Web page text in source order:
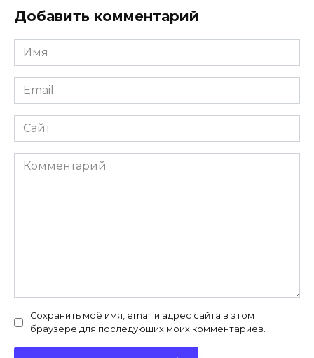
Добавить комментарий
Имя
*
Email
*
Сайт
Комментарий
Сохранить моё имя, email и адрес сайта в этом
браузере для последующих моих комментариев.